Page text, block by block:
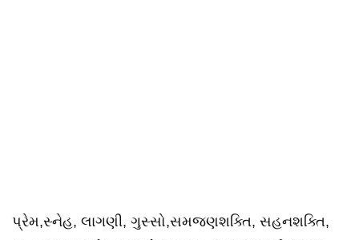
પ્રેમ,સ્નેહ, લાગણી, ગુસ્સો,સમજણશક્તિ, સહનશક્તિ,